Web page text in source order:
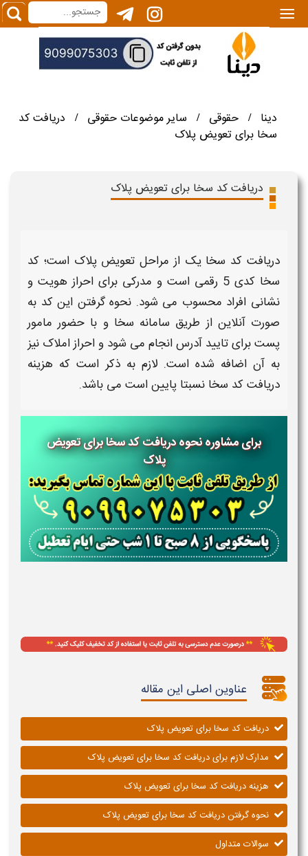
|||
دینا / حقوقی / سایر موضوعات حقوقی /
دریافت کد
سخا برای تعویض پلاک
دریافت کد سخا برای تعویض پلاک
دریافت کد سخایک از مراحل تعویض پلاک است؛ کد
سخا کدی 5 رقمی است و مدرکی برای احراز هویت و
نشانی افراد محسوب می‌ شود. نحوه گرفتن این کد به
صورت آنلاین از طریق سامانه سخاو با حضور مامور
پست برای تایید آدرس انجام می‌ شود و احراز املاک نیز
به آن اضافه شده است. لازم به ذکر است که هزینه
دریافت کد سخا نسبتا پایین است می باشد.
برای مشاوره نحوه دریافت کد سخا برای تعویض
پلاک
عناوین اصلی این مقاله
دریافت کد سخا برای تعویض پلاک
مدارک لازم برای دریافت کد سخا برای تعویض پلاک
هزینه دریافت کد سخا برای تعویض پلاک
نحوه گرفتن دریافت کد سخا برای تعویض پلاک
سوالات متداول